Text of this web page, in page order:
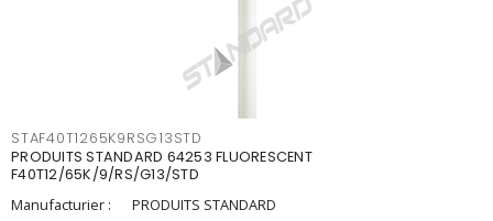
STAF40T1265K9RSG13STD
PRODUITS STANDARD 64253 FLUORESCENT
F40T12/65K/9/RS/G13/STD
Manufacturier :
PRODUITS STANDARD